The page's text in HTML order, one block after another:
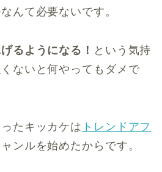
んて必要ないです。
るようになる！ という気持
ないと何やってもダメで
たキッカケは トレンドアフ
ンルを始めたからです。